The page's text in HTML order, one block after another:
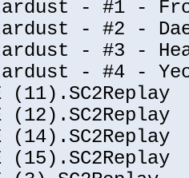
- #1 -
- #2 -
- #3 -
- #4 -